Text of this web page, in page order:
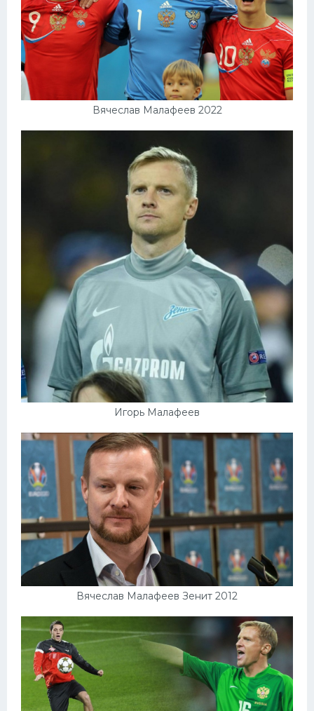
Вячеслав Малафеев 2022
Игорь Малафеев
Вячеслав Малафеев Зенит 2012